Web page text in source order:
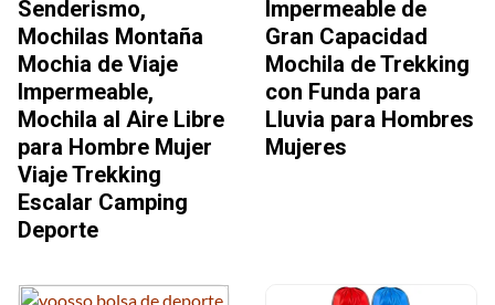
Senderismo,
Mochilas Montaña
Mochia de Viaje
Impermeable,
Mochila al Aire Libre
para Hombre Mujer
Viaje Trekking
Escalar Camping
Deporte
Impermeable de
Gran Capacidad
Mochila de Trekking
con Funda para
Lluvia para Hombres
Mujeres